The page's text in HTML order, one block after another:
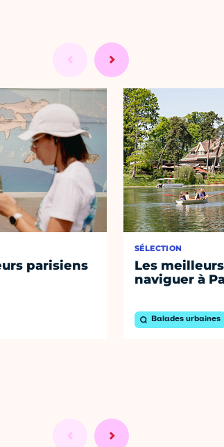
parisiens
SÉLECTION
Les
naviguer à
Balades urbaines